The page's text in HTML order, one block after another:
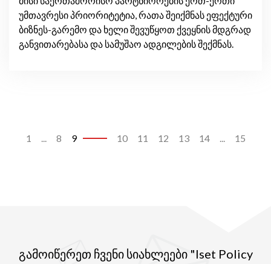
უმთავრესი პრიორიტეტია, რათა შეიქმნას ეფექტური
ბიზნეს-გარემო და ხელი შევუწყოთ ქვეყნის მდგრად
განვითარებასა და სამუშაო ადგილების შექმნას.
1 ... 8 9 10 11 12 13 14 ... 15
გამოიწერეთ ჩვენი სიახლეები "Iset Policy